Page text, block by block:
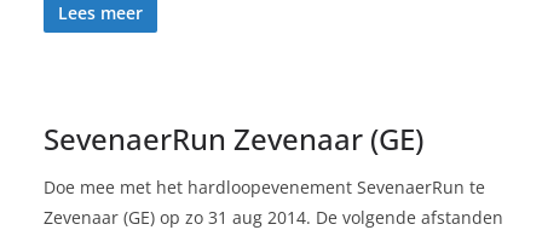
Lees meer
SevenaerRun Zevenaar (GE)
Doe mee met het hardloopevenement SevenaerRun te
Zevenaar (GE) op zo 31 aug 2014. De volgende afstanden